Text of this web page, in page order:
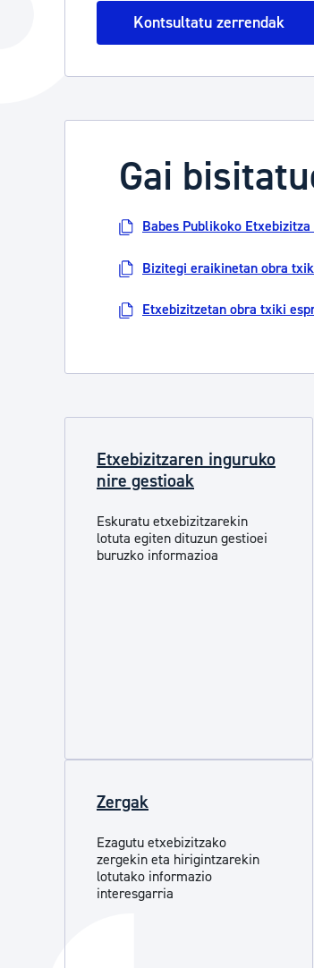
Etorkizuneko hiria
Kontsultatu zerrendak
Gai
Babes Publikoko
Bizitegi eraikinetan obra
Etxebizitzetan obra txiki
Etxebizitzaren inguruko
nire gestioak
Eskuratu etxebizitzarekin
lotuta egiten dituzun gestioei
buruzko informazioa
Zergak
Ezagutu etxebizitzako
zergekin eta hirigintzarekin
lotutako informazio
interesgarria